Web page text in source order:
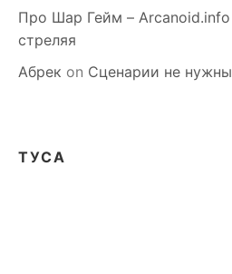
Про Шар Гейм – Arcanoid.info
стреляя
Абрек on Сценарии не нужны
ТУСА